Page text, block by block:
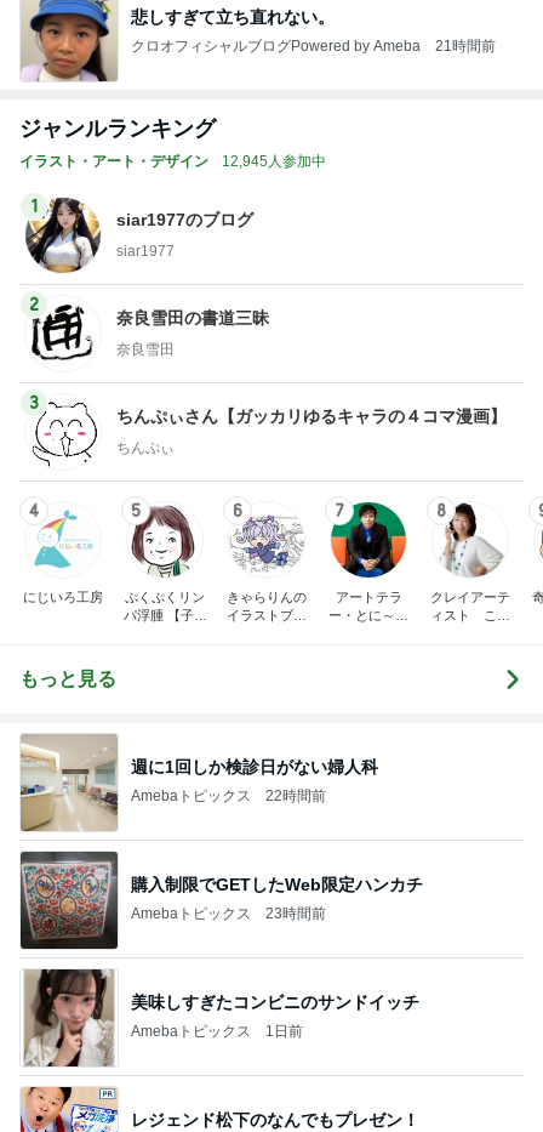
悲しすぎて立ち直れない。
クロオフィシャルブログPowered by Ameba 21時間前
ジャンルランキング
イラスト・アート・デザイン 12,945人参加中
1
siar1977のブログ
siar1977
2
奈良雪田の書道三昧
奈良雪田
3
ちんぷぃさん【ガッカリゆるキャラの４コマ漫画】
ちんぷぃ
4
にじいろ工房
5
ぷくぷくリン
パ浮腫 【子宮
6
きゃらりんの
イラストブロ
7
アートテラ
ー・とに～の
8
クレイアーテ
ィスト こね
もっと見る
週に1回しか検診日がない婦人科
Amebaトピックス 22時間前
購入制限でGETしたWeb限定ハンカチ
Amebaトピックス 23時間前
美味しすぎたコンビニのサンドイッチ
Amebaトピックス 1日前
レジェンド松下のなんでもプレゼン！